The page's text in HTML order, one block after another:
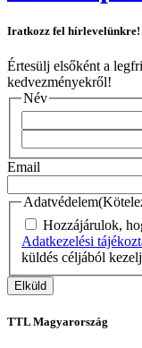
Iratkozz fel hírlevelünkre!
Értesülj elsőként a
kedvezményekről!
Név
Email
Adatvédelem
Hozzájárulok,
Adatkezelési
küldés céljából
TTL Magyarország